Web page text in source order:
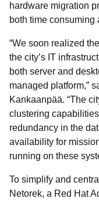
hardware migration
both time consuming
“We soon realized
the city’s IT
both server and
managed platform,”
Kankaanpää. “The
clustering
redundancy in the
availability for
running on these
To simplify and
Netorek, a Red Hat